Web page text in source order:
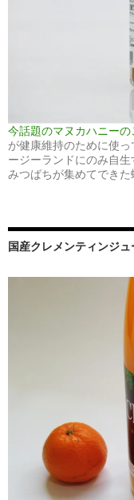
今話題のマヌカハニーの
が健康維持のために使
ージーランドにのみ自
みつばちが集めてできた
国産クレメンティンジ